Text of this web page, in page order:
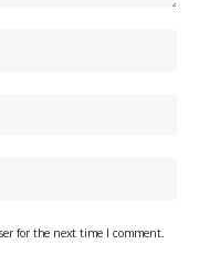
for the next time I comment.